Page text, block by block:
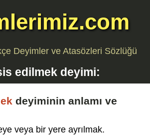
Deyimler ve Atasözleri Sözlüğü
edilmek deyimi:
deyiminin anlamı ve
veya bir yere ayrılmak.